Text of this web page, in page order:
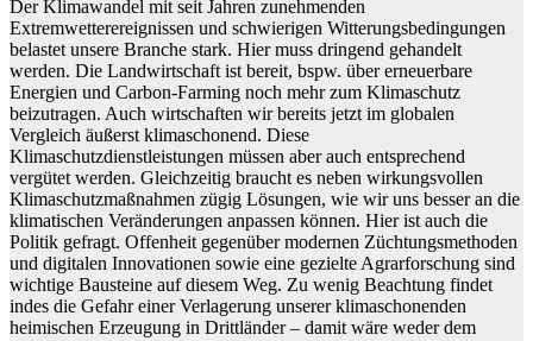
Der Klimawandel mit seit Jahren zunehmenden
Extremwetterereignissen und schwierigen Witterungsbedingungen
belastet unsere Branche stark. Hier muss dringend gehandelt
werden. Die Landwirtschaft ist bereit, bspw. über erneuerbare
Energien und Carbon-Farming noch mehr zum Klimaschutz
beizutragen. Auch wirtschaften wir bereits jetzt im globalen
Vergleich äußerst klimaschonend. Diese
Klimaschutzdienstleistungen müssen aber auch entsprechend
vergütet werden. Gleichzeitig braucht es neben wirkungsvollen
Klimaschutzmaßnahmen zügig Lösungen, wie wir uns besser an die
klimatischen Veränderungen anpassen können. Hier ist auch die
Politik gefragt. Offenheit gegenüber modernen Züchtungsmethoden
und digitalen Innovationen sowie eine gezielte Agrarforschung sind
wichtige Bausteine auf diesem Weg. Zu wenig Beachtung findet
indes die Gefahr einer Verlagerung unserer klimaschonenden
heimischen Erzeugung in Drittländer – damit wäre weder dem